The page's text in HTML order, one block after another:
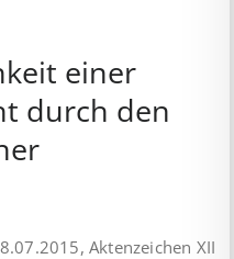
einer
durch den
Aktenzeichen XII